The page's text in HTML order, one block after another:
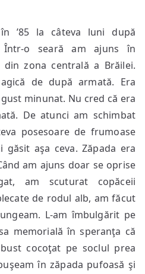
’85 la câteva luni după
Într-o seară am ajuns în
zona centrală a Brăilei.
de după armată. Era
minunat. Nu cred că era
De atunci am schimbat
posesoare de frumoase
găsit aşa ceva. Zăpada era
am ajuns doar se oprise
am scuturat copăceii
de rodul alb, am făcut
L-am îmbulgărit pe
memorială în speranţa că
cocoţat pe soclul prea
în zăpada pufoasă şi